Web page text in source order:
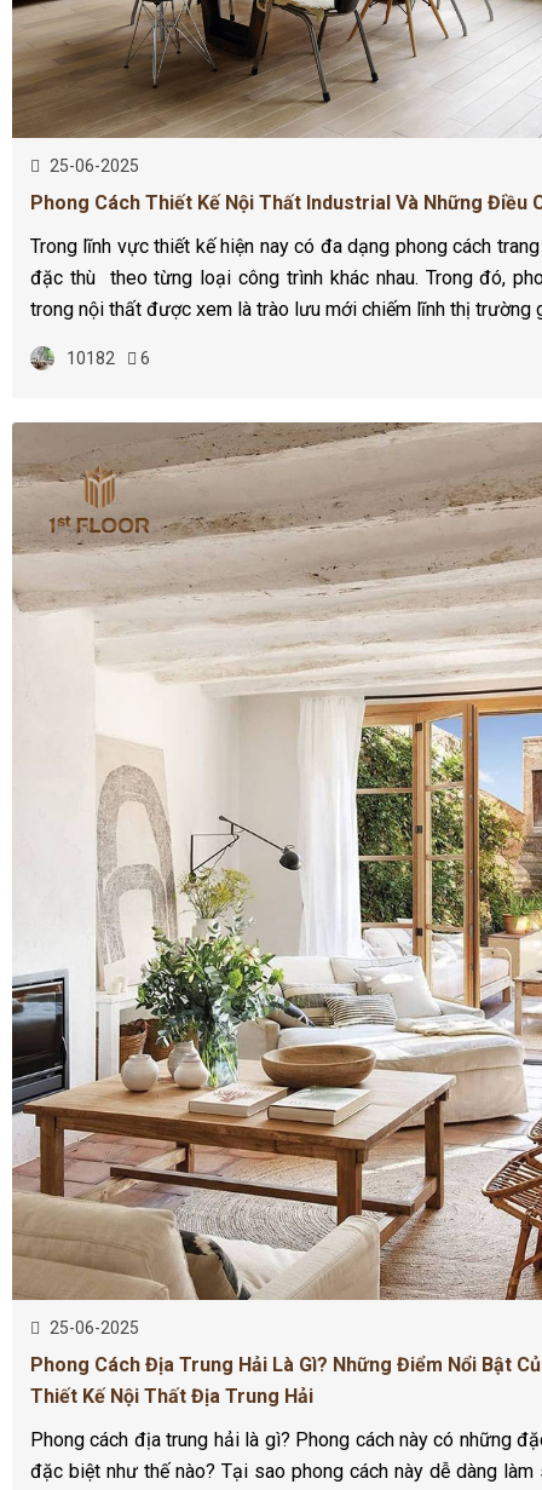
25-06-2025
Phong Cách Thiết Kế Nội Thất Industrial Và Những Điều
Trong lĩnh vực thiết kế hiện nay có đa dạng phong cách
đặc thù theo từng loại công trình khác nhau. Trong đó,
trong nội thất được xem là trào lưu mới chiếm lĩnh thị trường
10182 6
25-06-2025
Phong Cách Địa Trung Hải Là Gì? Những Điểm Nổi Bật
Thiết Kế Nội Thất Địa Trung Hải
Phong cách địa trung hải là gì? Phong cách này có những
đặc biệt như thế nào? Tại sao phong cách này dễ dàng